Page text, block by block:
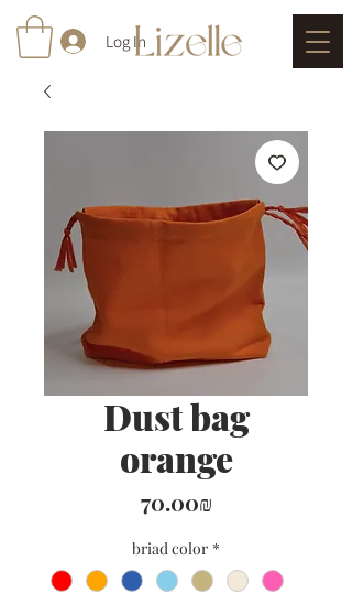
Log In
Dust bag
orange
‏70.00 ‏₪Price
briad color *